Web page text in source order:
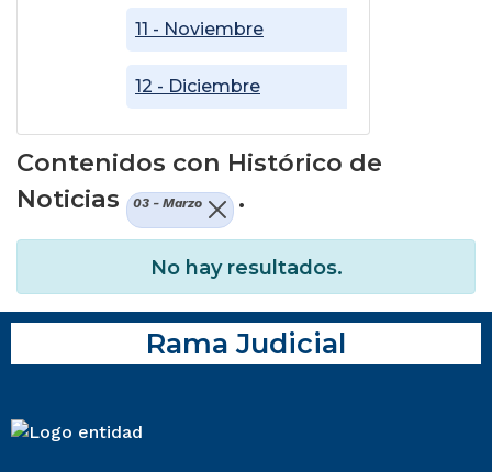
11 - Noviembre
12 - Diciembre
Contenidos con Histórico de
Noticias
03 - Marzo .
No hay resultados.
Rama Judicial